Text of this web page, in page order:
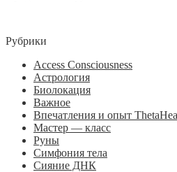
Рубрики
Access Consciousness
Астрология
Биолокация
Важное
Впечатления и опыт
Мастер — класс
Руны
Симфония тела
Сияние ДНК